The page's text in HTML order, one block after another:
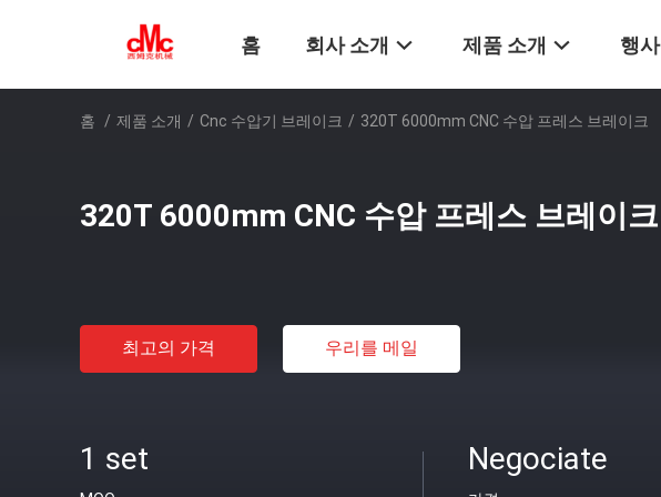
홈 회사 소개 제품 소개 행사
홈 / 제품 소개 / Cnc 수압기 브레이크 / 320T 6000mm CNC 수압 프레스 브레이크
320T 6000mm CNC 수압 프레스 브레이크
최고의 가격 우리를 메일
1 set Negociate